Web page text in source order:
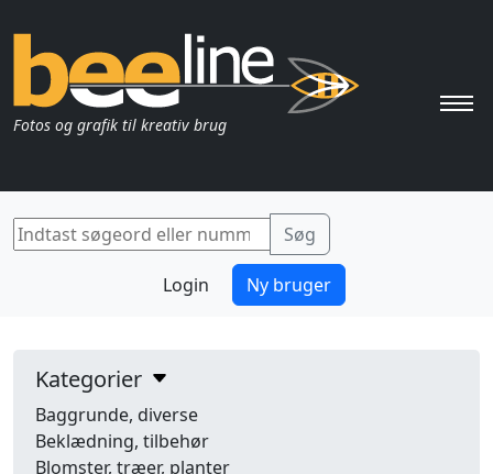
Fotos og grafik til kreativ brug
Login Ny bruger
Kategorier
Baggrunde, diverse
Beklædning, tilbehør
Blomster, træer, planter